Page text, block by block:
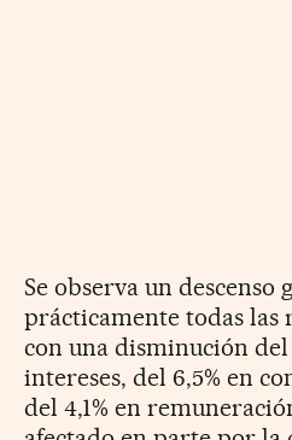
Se observa un descenso
prácticamente todas las
con una disminución del
intereses, del 6,5% en
del 4,1% en